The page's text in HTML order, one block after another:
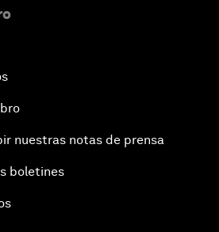
nuestras notas de prensa
boletines